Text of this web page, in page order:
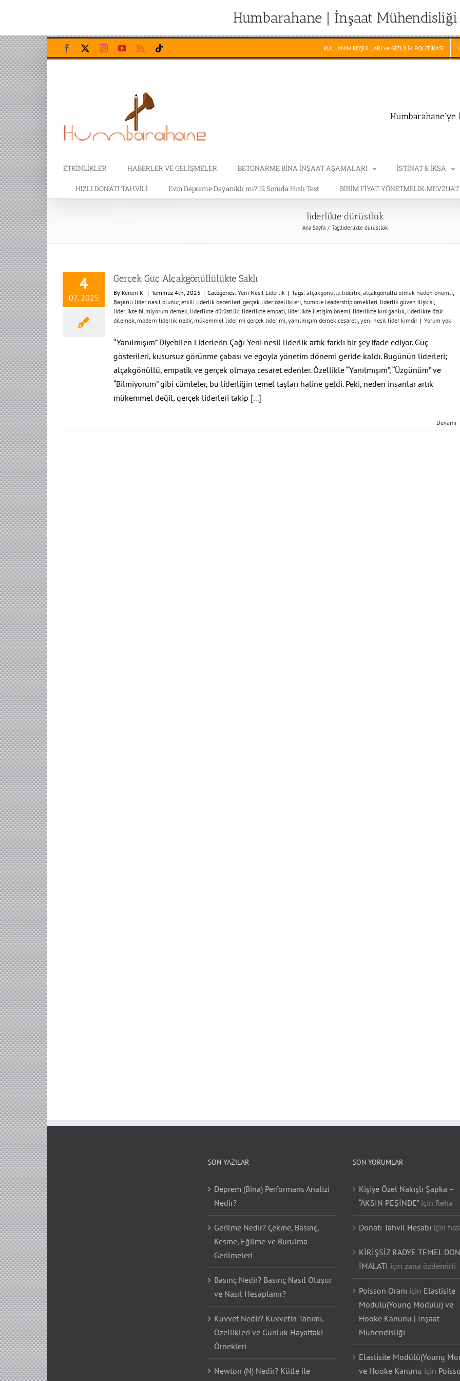
Humbarahane | İnşaat Mühendisliği
Skip
to
content
Facebook InstagramYouTubeRss KULLANIM KOŞULLARI ve GİZLİLİK POLİTİKASI
Humbarahane'ye
ETKİNLİKLER HABERLER VE GELİŞMELER BETONARME BİNA İNŞAAT AŞAMALARI İSTİNAT & İKSA
HIZLI DONATI TAHVİLİ Evin Depreme Dayanıklı mı? 12 Soruda Hızlı Test BİRİM FİYAT-YÖNETMELİK-
liderlikte dürüstlük
Ana Sayfa Tag:liderlikte dürüstlük
4
07, 2025
Gerçek Güç Alçakgönüllülükte Saklı
By Kerem K. | Temmuz 4th, 2025 | Categories: Yeni Nesil Liderlik | Tags: alçakgönüllü liderlik, alçakgönüllü olmak neden önemli,
Başarılı lider nasıl olunur, etkili liderlik becerileri, gerçek lider özellikleri, humble leadership örnekleri, liderlik güven ilişkisi,
liderlikte bilmiyorum demek, liderlikte dürüstlük, liderlikte empati, liderlikte iletişim önemi, liderlikte kırılganlık, liderlikte özür
dilemek, modern liderlik nedir, mükemmel lider mi gerçek lider mi, yanılmışım demek cesareti, yeni nesil lider kimdir | Yorum yok
“Yanılmışım” Diyebilen Liderlerin Çağı Yeni nesil liderlik artık farklı bir şey ifade ediyor. Güç
gösterileri, kusursuz görünme çabası ve egoyla yönetim dönemi geride kaldı. Bugünün liderleri;
alçakgönüllü, empatik ve gerçek olmaya cesaret edenler. Özellikle “Yanılmışım”, “Üzgünüm” ve
“Bilmiyorum” gibi cümleler, bu liderliğin temel taşları haline geldi. Peki, neden insanlar artık
mükemmel değil, gerçek liderleri takip [...]
Devamı
Deprem (Bina) Performans Analizi
Nedir?
Gerilme Nedir? Çekme, Basınç,
Kesme, Eğilme ve Burulma
Gerilmeleri
Basınç Nedir? Basınç Nasıl Oluşur
ve Nasıl Hesaplanır?
Kuvvet Nedir? Kuvvetin Tanımı,
Özellikleri ve Günlük Hayattaki
Örnekleri
Kişiye Özel Nakışlı Şapka –
“AKSIN PEŞİNDE”
için Reha
Donatı Tahvil Hesabı içinfırat
KİRİŞSİZ RADYE TEMEL
İMALATI için zana özdemirli
Poisson Oranıiçin Elastisite
Modülü(Young Modülü) ve
Hooke Kanunu | İnşaat
Mühendisliği
Elastisite Modülü(Young